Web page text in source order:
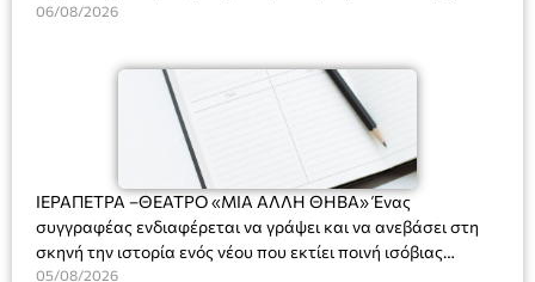
στο Δημοτικό Κατάστημα, Δημοκρατίας 31 στην αίθουσα
και λήψη αποφάσεων στα παρακάτω θέματα:
06/08/2026
ΙΕΡΑΠΕΤΡΑ –ΘΕΑΤΡΟ «ΜΙΑ ΑΛΛΗ ΘΗΒΑ» Ένας
συγγραφέας ενδιαφέρεται να γράψει και να ανεβάσει στη
σκηνή την ιστορία ενός νέου που εκτίει ποινή ισόβιας
κάθειρξης για πατροκτονία. Ένα πολυβραβευμένο έργο για
05/08/2026